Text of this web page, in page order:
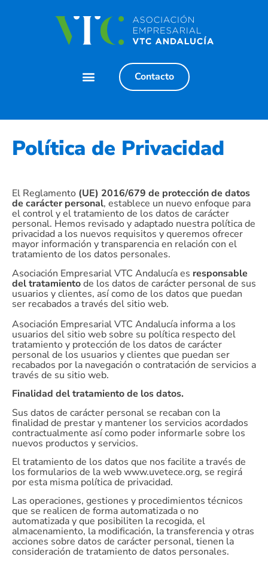
Contacto
Política de Privacidad
El Reglamento (UE) 2016/679 de protección de datos
de carácter personal, establece un nuevo enfoque para
el control y el tratamiento de los datos de carácter
personal. Hemos revisado y adaptado nuestra política de
privacidad a los nuevos requisitos y queremos ofrecer
mayor información y transparencia en relación con el
tratamiento de los datos personales.
Asociación Empresarial VTC Andalucía es responsable
del tratamientode los datos de carácter personal de sus
usuarios y clientes, así como de los datos que puedan
ser recabados a través del sitio web.
Asociación Empresarial VTC Andalucía informa a los
usuarios del sitio web sobre su política respecto del
tratamiento y protección de los datos de carácter
personal de los usuarios y clientes que puedan ser
recabados por la navegación o contratación de servicios a
través de su sitio web.
Finalidad del tratamiento de los datos.
Sus datos de carácter personal se recaban con la
finalidad de prestar y mantener los servicios acordados
contractualmente así como poder informarle sobre los
nuevos productos y servicios.
El tratamiento de los datos que nos facilite a través de
los formularios de la web www.uvetece.org, se regirá
por esta misma política de privacidad.
Las operaciones, gestiones y procedimientos técnicos
que se realicen de forma automatizada o no
automatizada y que posibiliten la recogida, el
almacenamiento, la modificación, la transferencia y otras
acciones sobre datos de carácter personal, tienen la
consideración de tratamiento de datos personales.